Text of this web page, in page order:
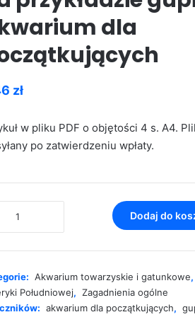
dla
zł
w pliku PDF o objętości 4 s. A4.
po zatwierdzeniu wpłaty.
Dodaj do
Akwarium towarzyskie i gatunkowe,
Południowej, Zagadnienia ogólne
akwarium dla początkujących,